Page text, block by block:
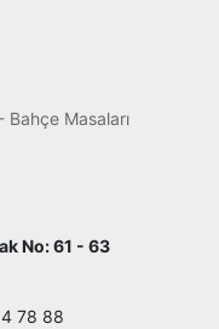
Bahçe Masaları
No: 61 - 63
78 88